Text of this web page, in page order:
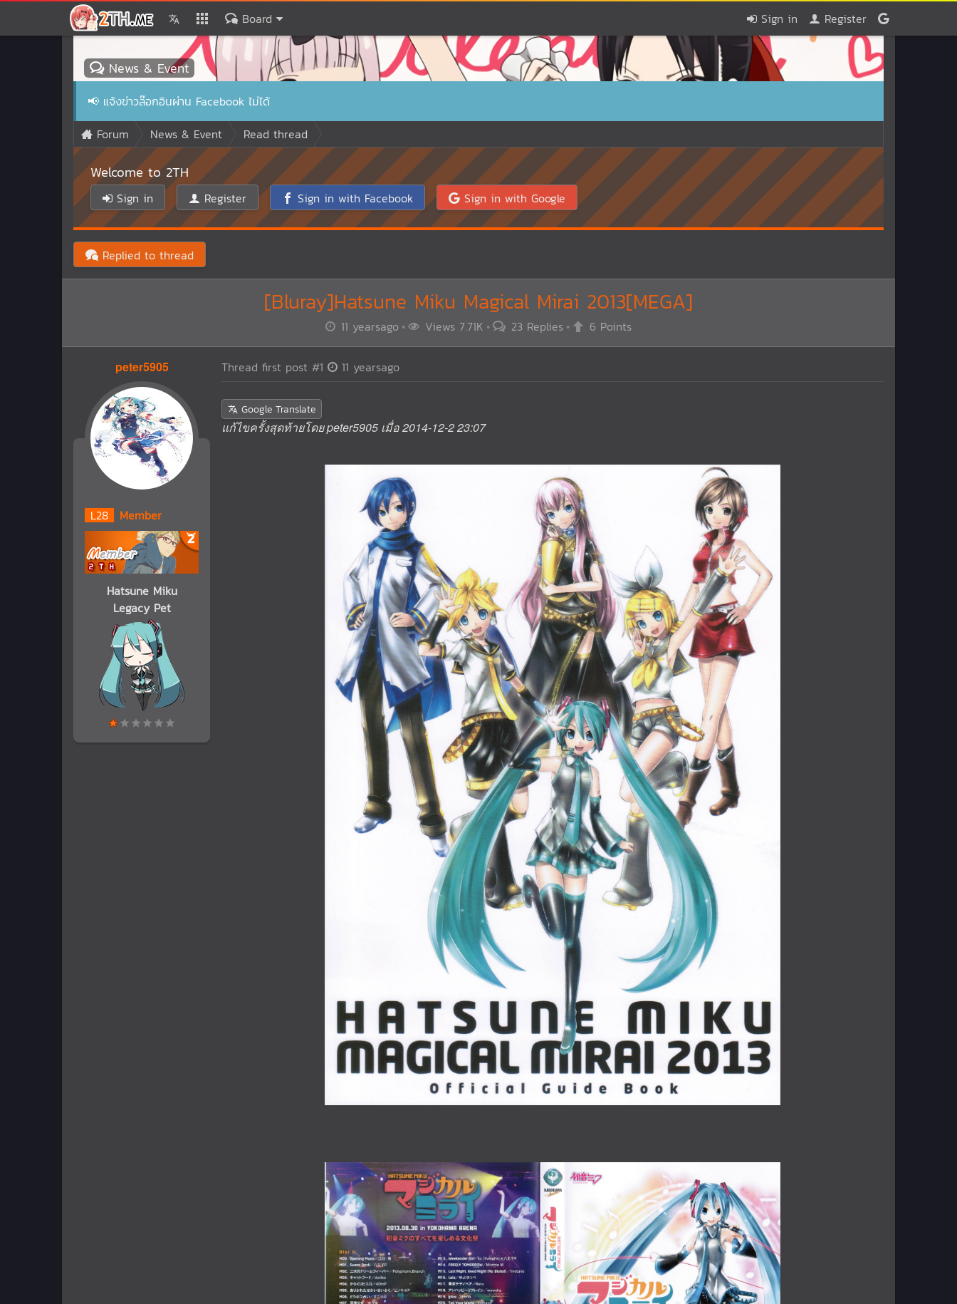
Sign in Register
Board
News & Event
📢 แจ้งข่าวล๊อกอินผ่าน Facebook ไม่ได้
Forum
News & Event Read thread
Welcome to 2TH
Sign in Register Sign in with Facebook Sign in with Google
Replied to thread
[Bluray]Hatsune Miku Magical Mirai 2013[MEGA]
11 yearsago Views 7.71K 23 Replies 6 Points
peter5905
L28 Member
Hatsune Miku
Legacy Pet
Thread first post #1 11 yearsago
Google Translate
แก้ไขครั้งสุดท้ายโดย peter5905 เมื่อ 2014-12-2 23:07